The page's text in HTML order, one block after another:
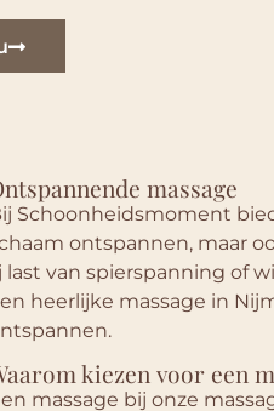
massage
Schoonheidsmoment
ontspannen, maar
last van spierspanning of
heerlijke massage in
kiezen voor een
massage bij onze